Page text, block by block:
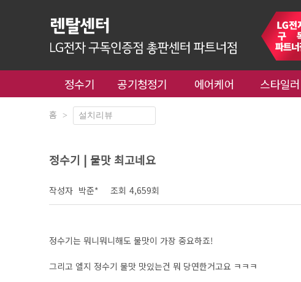
정수기 공기청정기 에어케어 스타일러
홈 >
정수기 | 물맛 최고네요
작성자 박준* 조회 4,659회
정수기는 뭐니뭐니해도 물맛이 가장 중요하죠!
그리고 엘지 정수기 물맛 맛있는건 뭐 당연한거고요 ㅋㅋㅋ